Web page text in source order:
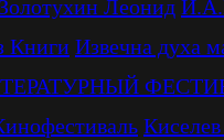
Золотухин Леонид
Книги Извечна духа